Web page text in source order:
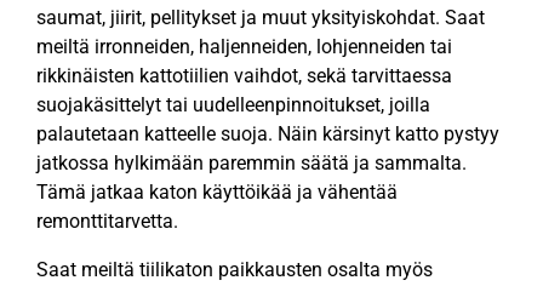
saumat, jiirit, pellitykset ja muut yksityiskohdat. Saat
meiltä irronneiden, haljenneiden, lohjenneiden tai
rikkinäisten kattotiilien vaihdot, sekä tarvittaessa
suojakäsittelyt tai uudelleenpinnoitukset, joilla
palautetaan katteelle suoja. Näin kärsinyt katto pystyy
jatkossa hylkimään paremmin säätä ja sammalta.
Tämä jatkaa katon käyttöikää ja vähentää
remonttitarvetta.
Saat meiltä tiilikaton paikkausten osalta myös